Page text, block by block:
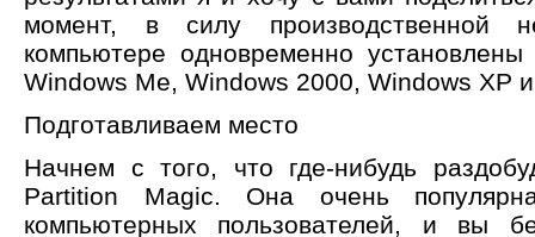
момент, в силу производственной
компьютере одновременно
Windows Me, Windows 2000, Windows XP
Подготавливаем место
Начнем с того, что где-нибудь
Partition Magic. Она очень
компьютерных пользователей, и вы